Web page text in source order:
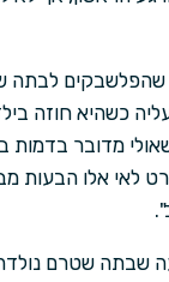
לבתה
עליה כשהיא
שאולי מדובר
פרט לאי אלו
שבתה שטרם